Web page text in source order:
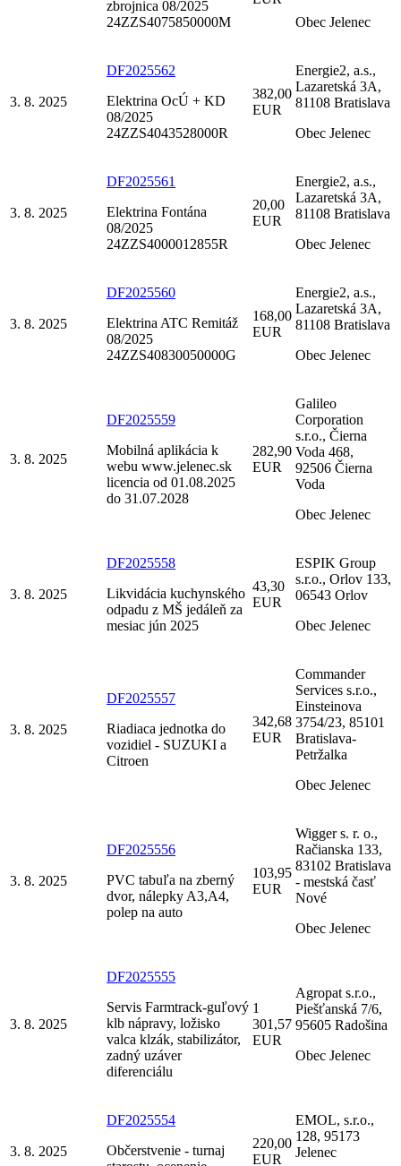
zbrojnica 08/2025
24ZZS4075850000M
Obec Jelenec
3. 8. 2025
DF2025562
Elektrina OcÚ + KD
08/2025
24ZZS4043528000R
382,00
EUR
Energie2, a.s.,
Lazaretská 3A,
81108 Bratislava
Obec Jelenec
3. 8. 2025
DF2025561
Elektrina Fontána
08/2025
24ZZS4000012855R
20,00
EUR
Energie2, a.s.,
Lazaretská 3A,
81108 Bratislava
Obec Jelenec
3. 8. 2025
DF2025560
Elektrina ATC Remitáž
08/2025
24ZZS40830050000G
168,00
EUR
Energie2, a.s.,
Lazaretská 3A,
81108 Bratislava
Obec Jelenec
3. 8. 2025
DF2025559
Mobilná aplikácia k
webu www.jelenec.sk
licencia od 01.08.2025
do 31.07.2028
282,90
EUR
Galileo
Corporation
s.r.o., Čierna
Voda 468,
92506 Čierna
Voda
Obec Jelenec
3. 8. 2025
DF2025558
Likvidácia kuchynského
odpadu z MŠ jedáleň za
mesiac jún 2025
43,30
EUR
ESPIK Group
s.r.o., Orlov 133,
06543 Orlov
Obec Jelenec
3. 8. 2025
DF2025557
Riadiaca jednotka do
vozidiel - SUZUKI a
Citroen
342,68
EUR
Commander
Services s.r.o.,
Einsteinova
3754/23, 85101
Bratislava-
Petržalka
Obec Jelenec
3. 8. 2025
DF2025556
PVC tabuľa na zberný
dvor, nálepky A3,A4,
polep na auto
103,95
EUR
Wigger s. r. o.,
Račianska 133,
83102 Bratislava
- mestská časť
Nové
Obec Jelenec
3. 8. 2025
DF2025555
Servis Farmtrack-guľový
klb nápravy, ložisko
valca klzák, stabilizátor,
zadný uzáver
diferenciálu
1
301,57
EUR
Agropat s.r.o.,
Piešťanská 7/6,
95605 Radošina
Obec Jelenec
3. 8. 2025
DF2025554
Občerstvenie - turnaj
220,00
EUR
EMOL, s.r.o.,
128, 95173
Jelenec